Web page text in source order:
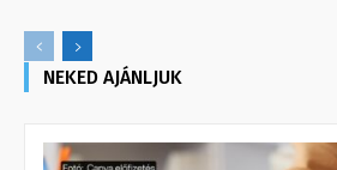
NEKED AJÁNLJUK